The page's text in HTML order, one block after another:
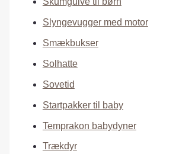
Slyngevugger med motor
Smækbukser
Solhatte
Sovetid
Startpakker til baby
Temprakon babydyner
Trækdyr